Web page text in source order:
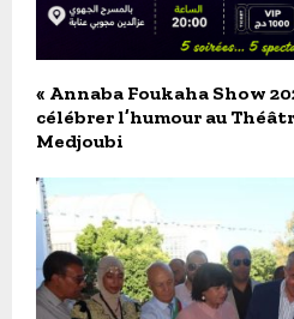
« Annaba Foukaha Show
célébrer l’humour au
Medjoubi